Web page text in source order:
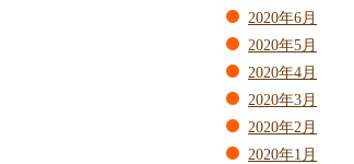
2020年6月
2020年5月
2020年4月
2020年3月
2020年2月
2020年1月